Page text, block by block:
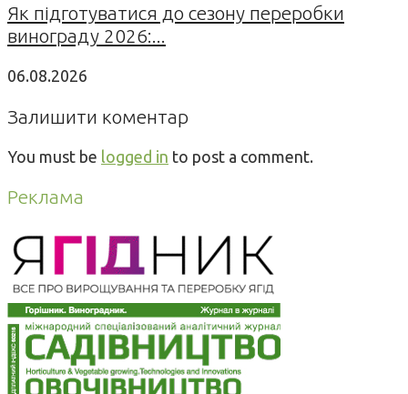
Як підготуватися до сезону переробки
винограду 2026:...
06.08.2026
Залишити коментар
You must be logged in to post a comment.
Реклама